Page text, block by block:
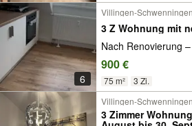
6
Villingen-Schwenningen
3 Z Wohnung mit
Nach Renovierung
900 €
75 m² 3 Zi.
Villingen-Schwenningen
3 Zimmer